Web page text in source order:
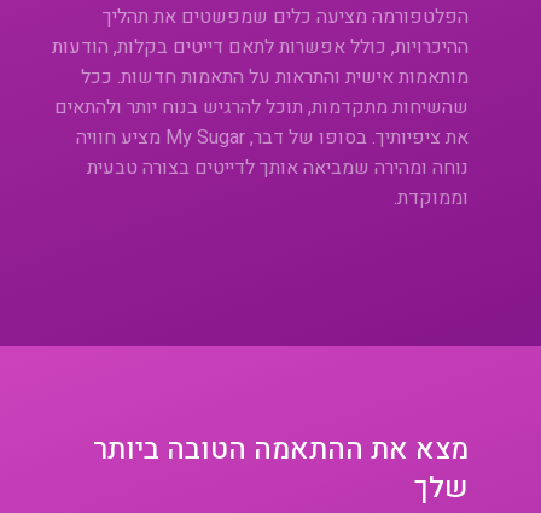
הפלטפורמה מציעה כלים שמפשטים את תהליך
ההיכרויות, כולל אפשרות לתאם דייטים בקלות, הודעות
מותאמות אישית והתראות על התאמות חדשות. ככל
שהשיחות מתקדמות, תוכל להרגיש בנוח יותר ולהתאים
את ציפיותיך. בסופו של דבר, My Sugar מציע חוויה
נוחה ומהירה שמביאה אותך לדייטים בצורה טבעית
וממוקדת.
מצא את ההתאמה הטובה ביותר
שלך